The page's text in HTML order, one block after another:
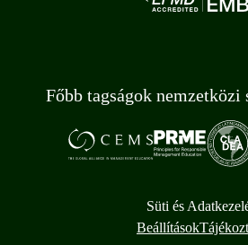
Főbb tagságok nemzetközi
Süti és
Beállítások